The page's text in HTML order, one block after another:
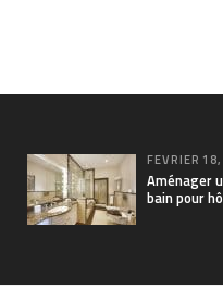
FÉVRIER
Aménager
bain pour